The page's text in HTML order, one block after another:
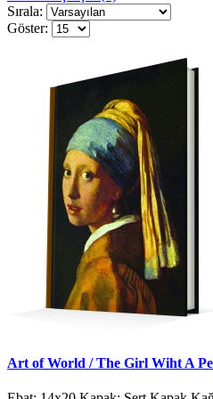
Sırala:
Göster:
Art of World / The Girl Wiht A